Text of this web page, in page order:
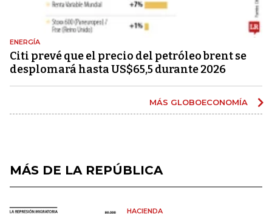
ENERGÍA
Citi prevé que el precio del petróleo brent se
desplomará hasta US$65,5 durante 2026
MÁS GLOBOECONOMÍA
MÁS DE LA REPÚBLICA
HACIENDA